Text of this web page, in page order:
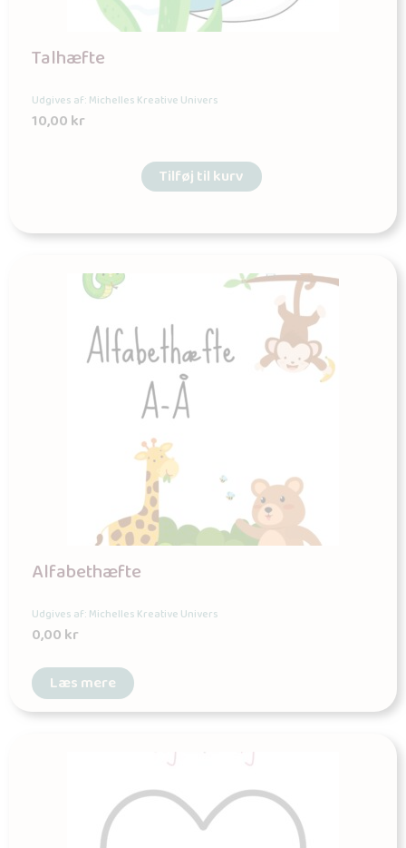
Talhæfte
Udgives af: Michelles Kreative Univers
10,00kr
Tilføj til kurv
Alfabethæfte
Udgives af: Michelles Kreative Univers
0,00kr
Læs mere